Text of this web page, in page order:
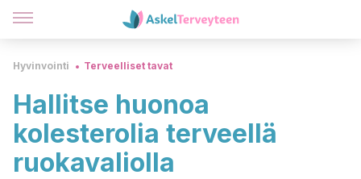
Hyvinvointi Terveelliset tavat
Hallitse huonoa
kolesterolia terveellä
ruokavaliolla